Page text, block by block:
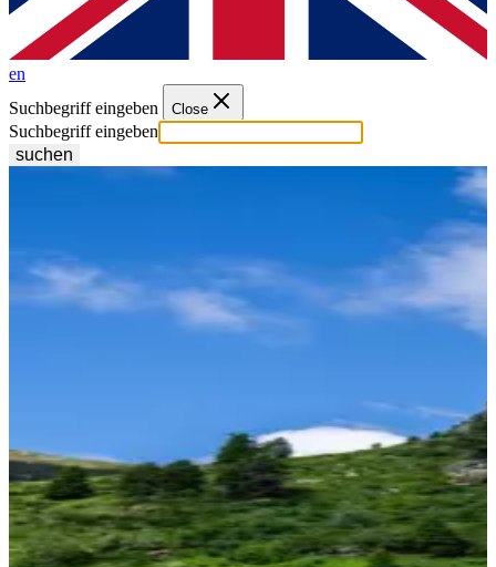
en
Suchbegriff eingeben
Close
Suchbegriff eingeben
suchen